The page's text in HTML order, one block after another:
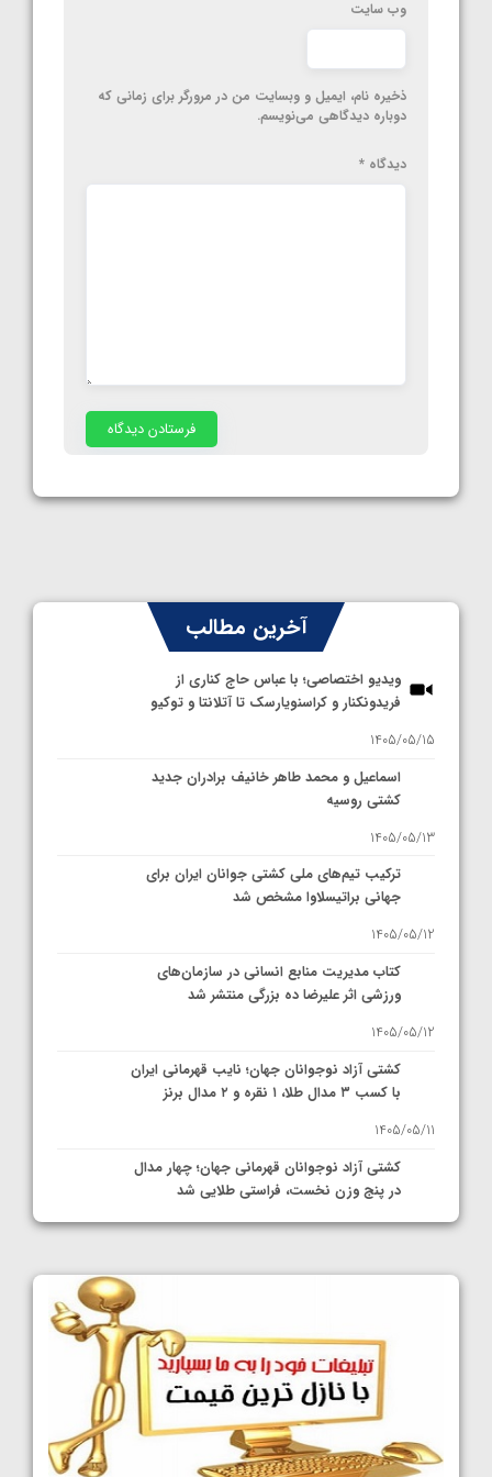
وب‌ سایت
ذخیره نام، ایمیل و وبسایت من در مرورگر برای زمانی که
دوباره دیدگاهی می‌نویسم.
دیدگاه *
آخرین مطالب
ویدیو اختصاصی؛ با عباس حاج کناری از
فریدونکنار و کراسنویارسک تا آتلانتا و توکیو
1405/05/15
اسماعیل و محمد طاهر خانیف برادران جدید
کشتی روسیه
1405/05/13
ترکیب تیم‌های ملی کشتی جوانان ایران برای
جهانی براتیسلاوا مشخص شد
1405/05/12
کتاب مدیریت منابع انسانی در سازمان‌های
ورزشی اثر علیرضا ده بزرگی منتشر شد
1405/05/12
کشتی آزاد نوجوانان جهان؛ نایب قهرمانی ایران
با کسب ۳ مدال طلا، ۱ نقره و ۲ مدال برنز
1405/05/11
کشتی آزاد نوجوانان قهرمانی جهان؛ چهار مدال
در پنج وزن نخست، فراستی طلایی شد
1405/05/11
کشتی آزاد نوجوانان جهان؛ رقبای نمایندگان
ایران مشخص شدند
1405/05/08
کشتی فرنگی نوجوانان جهان؛ سکوی تیمی